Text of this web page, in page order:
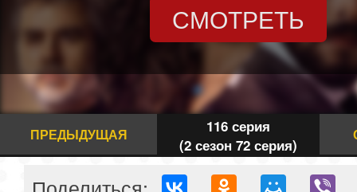
СМОТРЕТЬ
ПРЕДЫДУЩАЯ
116 серия
(2 сезон 72 серия)